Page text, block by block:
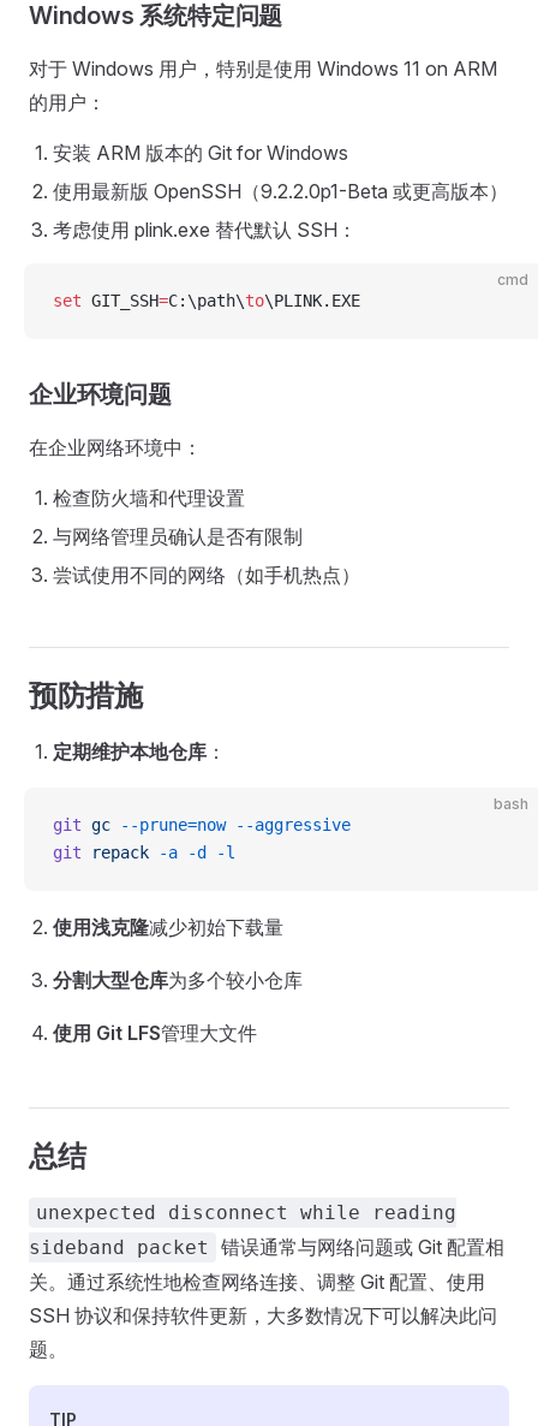
Windows 系统特定问题
对于 Windows 用户，特别是使用 Windows 11 on ARM
的用户：
安装 ARM 版本的 Git for Windows
使用最新版 OpenSSH（9.2.2.0p1-Beta 或更高版本）
考虑使用 plink.exe 替代默认 SSH：
cmd
set GIT_SSH=C:\path\to\PLINK.EXE
企业环境问题
在企业网络环境中：
检查防火墙和代理设置
与网络管理员确认是否有限制
尝试使用不同的网络（如手机热点）
预防措施
定期维护本地仓库 ：
bash
git gc --prune=now --aggressive
git repack -a -d -l
使用浅克隆减少初始下载量
分割大型仓库为多个较小仓库
使用 Git LFS管理大文件
总结
unexpected disconnect while reading
sideband packet
错误通常与网络问题或 Git 配置相
关。通过系统性地检查网络连接、调整 Git 配置、使用
SSH 协议和保持软件更新，大多数情况下可以解决此问
题。
TIP